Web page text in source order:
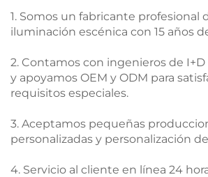
1. Somos un fabricante profesional
iluminación escénica con 15 años
2. Contamos con ingenieros de
y apoyamos OEM y ODM para
requisitos especiales.
3. Aceptamos pequeñas
personalizadas y personalización
4. Servicio al cliente en línea 24